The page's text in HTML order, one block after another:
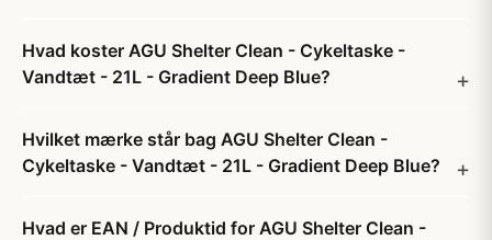
Hvad koster AGU Shelter Clean - Cykeltaske -
Vandtæt - 21L - Gradient Deep Blue?
Hvilket mærke står bag AGU Shelter Clean -
Cykeltaske - Vandtæt - 21L - Gradient Deep Blue?
Hvad er EAN / Produktid for AGU Shelter Clean -